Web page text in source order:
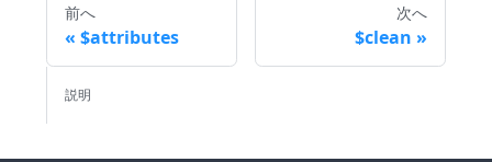
前へ
$attributes
次へ
$clean
説明